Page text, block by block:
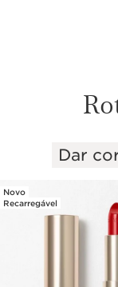
SALTAR PARA
Dar
Novo
Recarregável